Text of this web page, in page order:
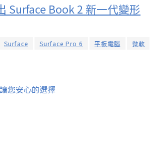
Surface Book 2 新一代變形
Surface Surface Pro 6 平板電腦 微軟
您安心的選擇